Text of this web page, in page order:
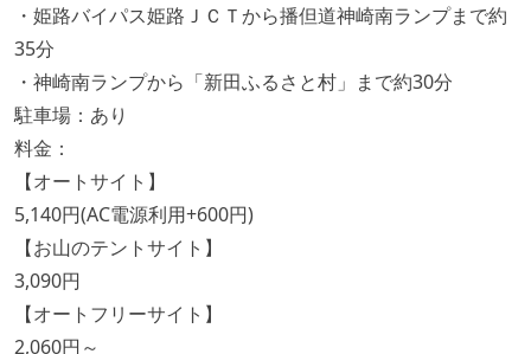
・姫路バイパス姫路ＪＣＴから播但道神崎南ランプまで約
35分
・神崎南ランプから「新田ふるさと村」まで約30分
駐車場：あり
料金：
【オートサイト】
5,140円(AC電源利用+600円)
【お山のテントサイト】
3,090円
【オートフリーサイト】
2,060円～